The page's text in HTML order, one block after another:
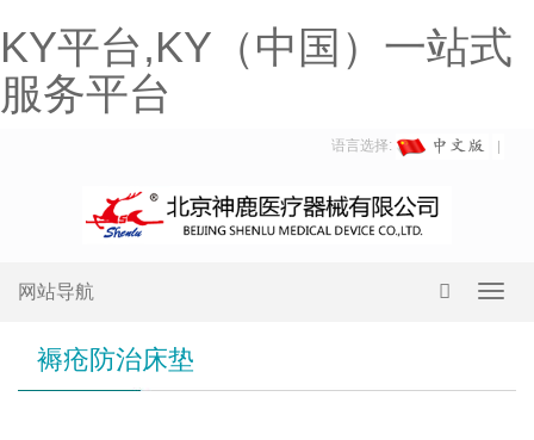
KY平台,KY（中国）一站式
服务平台
语言选择:
网站导航
褥疮防治床垫